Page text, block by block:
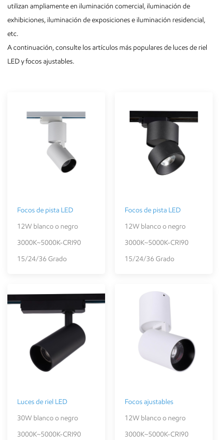
utilizan ampliamente en iluminación comercial, iluminación de
exhibiciones, iluminación de exposiciones e iluminación residencial,
etc.
A continuación, consulte los artículos más populares de luces de riel
LED y focos ajustables.
Focos de pista LED
12W blanco o negro
3000K~5000K-CRI90
15/24/36 Grado
Focos de pista LED
12W blanco o negro
3000K~5000K-CRI90
15/24/36 Grado
Luces de riel LED
30W blanco o negro
3000K~5000K-CRI90
Focos ajustables
12W blanco o negro
3000K~5000K-CRI90